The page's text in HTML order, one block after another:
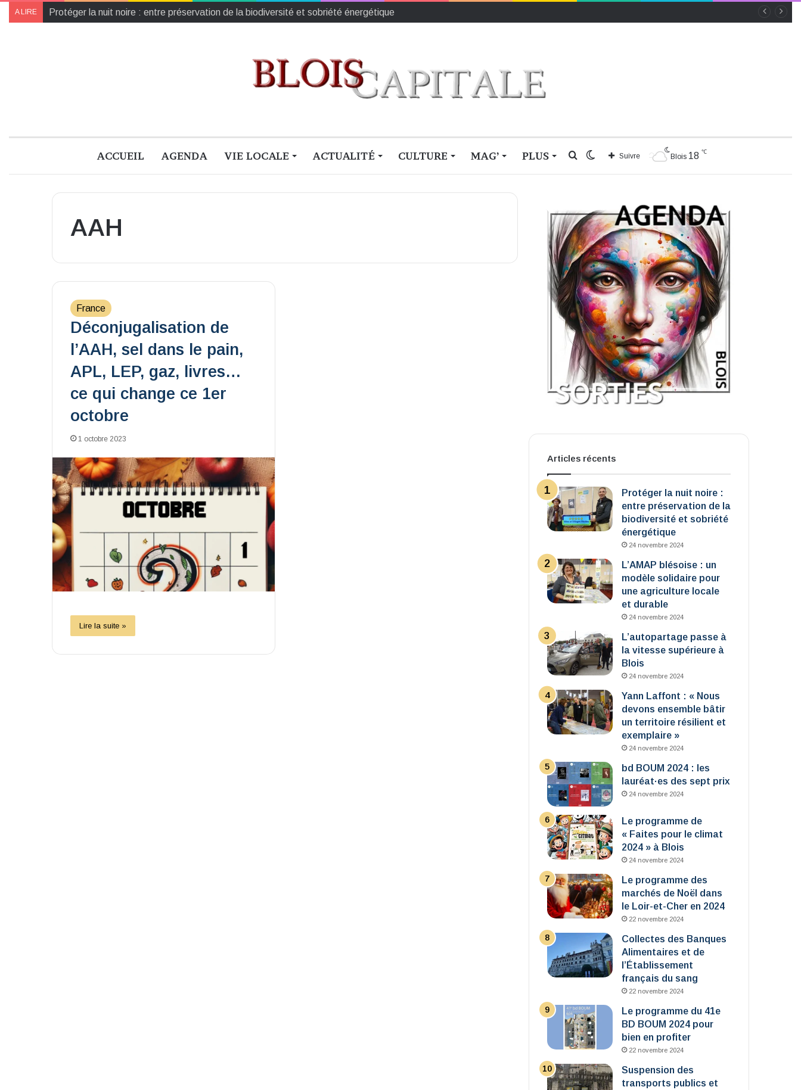
A LIRE Protéger la nuit noire : entre préservation de la biodiversité et sobriété énergétique
ACCUEIL AGENDA VIE LOCALE ACTUALITÉ CULTURE MAG’ PLUS Blois 18 ℃
Suivre
Switch
Rechercher
AAH
France
Déconjugalisation de
l’AAH, sel dans le pain,
APL, LEP, gaz, livres…
ce qui change ce 1er
octobre
1 octobre 2023
Lire la suite »
Articles récents
Protéger la nuit noire :
entre préservation de la
biodiversité et sobriété
énergétique
24 novembre 2024
L’AMAP blésoise : un
modèle solidaire pour
une agriculture locale
et durable
24 novembre 2024
L’autopartage passe à
la vitesse supérieure à
Blois
24 novembre 2024
Yann Laffont : « Nous
devons ensemble bâtir
un territoire résilient et
exemplaire »
24 novembre 2024
bd BOUM 2024 : les
lauréat·es des sept prix
24 novembre 2024
Le programme de
« Faites pour le climat
2024 » à Blois
24 novembre 2024
Le programme des
marchés de Noël dans
le Loir-et-Cher en 2024
22 novembre 2024
Collectes des Banques
Alimentaires et de
l’Établissement
français du sang
22 novembre 2024
Le programme du 41e
BD BOUM 2024 pour
bien en profiter
22 novembre 2024
Suspension des
transports publics et